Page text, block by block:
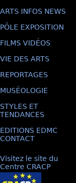
ARTS INFOS NEWS
PÔLE EXPOSITION
FILMS VIDÉOS
VIE DES ARTS
REPORTAGES
MUSÉOLOGIE
STYLES ET
TENDANCES
EDITIONS EDMC
CONTACT
Visitez le site du
Centre CRACP